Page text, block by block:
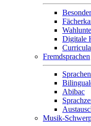
Digitale
Curricula
Fremdsprachen
Abibac
Musik-